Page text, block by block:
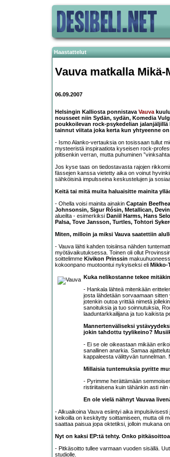
Haastattelut
Vauvamatkalla Mikä-
06.09.2007
Helsingin Kalliosta ponnistavaVauva
nousseet niin Sydän, sydän, Komedia
poukkoilevan rock-psykedelian
tainnut viitata joka kerta kun yhtyeenne
- Ismo Alanko-vertauksia on tosissaan tullut
mysteeristä inspiraatiota kyseisen rock-
joltisenkin verran, mutta puhuminen
Jos kyse taas on tiedostavasta rajojen
fässejen kanssa vietetty aika on voinut
sähköisinä impulsseina keskustelujen ja
Keitä tai mitä muita haluaisitte mainita
- Ohella voisi mainita ainakin Captain
Johnsonsin, Sigur Rósin, Metallican,
alueilta - esimerkiksi Daniil Harms, Hans Selo
Palsa, Tove Jansson, Turtles, Tohtori
Miten, milloin ja miksi Vauva saatettiin
- Vauva lähti kahden toisiinsa nähden
myötävaikutuksessa. Toinen oli ollut
soittelimme Kivikon Prinssin
kokoonpano muotoontui nykyiseksi eli Mikko-
Kuka nelikostanne tekee
- Hankala lähteä mitenkään
josta lähdetään sorvaamaan
jotenkin outoa yrittää nimetä
sanoituksia ja tuo soinnutuksia,
laaduntarkkailijana ja tuo kaikista
Mannertenväliseksi
jokin tahdottu tyylikeino?
- Ei se ole oikeastaan mikään
sanallinen anarkia. Samaa
kappaleesta välittyvän
Millaisia tuntemuksia pyritte
- Pyrimme herättämään
ristiriitaisena kuin tähänkin asti niin
En ole vielä nähnyt Vauvaa
- Alkuaikoina Vauva esiintyi aika
keikoilla on keskitytty soittamiseen, mutta oli
saattaa paisua jopa oktetiksi, jolloin mukana
Nyt on kaksi EP:tä tehty. Onko
- Pitkäsoitto tullee varmaan vuoden sisällä.
studiolle.